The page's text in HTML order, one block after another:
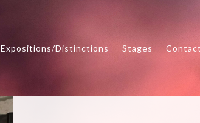
Expositions/Distinctions Stages Contact